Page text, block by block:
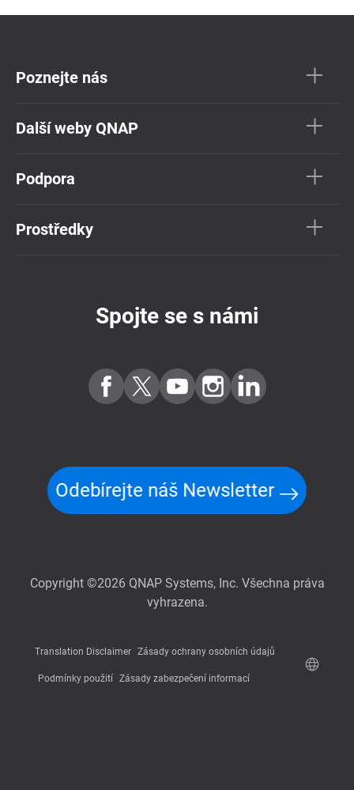
Poznejte nás
Další weby QNAP
Podpora
Prostředky
Spojte se s námi
Odebírejte náš Newsletter
Copyright ©2026 QNAP Systems, Inc. Všechna práva
vyhrazena.
Translation Disclaimer Zásady ochrany osobních údajů
Podmínky použití Zásady zabezpečení informací